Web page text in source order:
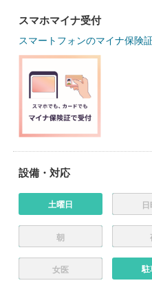
スマホマイナ受付
スマートフォンのマイナ保険
設備・対応
土曜日
朝
女医 駐